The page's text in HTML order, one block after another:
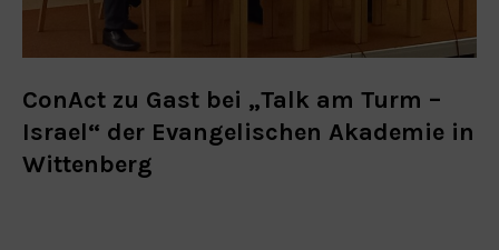
ConAct zu Gast bei „Talk am Turm –
Israel“ der Evangelischen Akademie in
Wittenberg